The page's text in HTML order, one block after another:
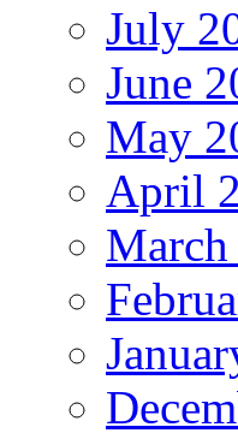
July
June
May
April